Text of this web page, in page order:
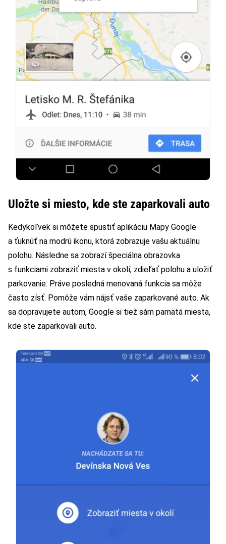
Uložte si miesto, kde ste zaparkovali auto
Kedykoľvek si môžete spustiť aplikáciu Mapy Google
a ťuknúť na modrú ikonu, ktorá zobrazuje vašu aktuálnu
polohu. Následne sa zobrazí špeciálna obrazovka
s funkciami zobraziť miesta v okolí, zdieľať polohu a uložiť
parkovanie. Práve posledná menovaná funkcia sa môže
často zísť. Pomôže vám nájsť vaše zaparkované auto. Ak
sa dopravujete autom, Google si tiež sám pamätá miesta,
kde ste zaparkovali auto.